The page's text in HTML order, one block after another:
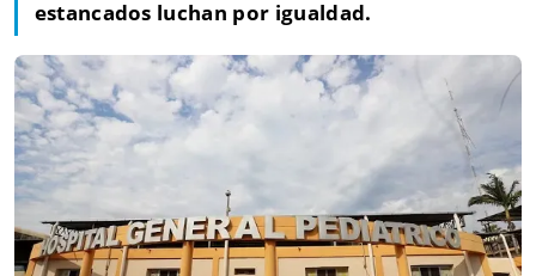
estancados luchan por igualdad.